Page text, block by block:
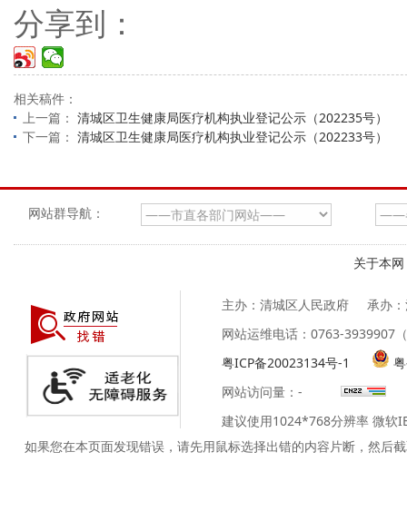
分享到：
相关稿件：
上一篇： 清城区卫生健康局医疗机构执业登记公示（202235号）
下一篇： 清城区卫生健康局医疗机构执业登记公示（202233号）
网站群导航：
关于本网
主办：清城区人民政府
承办
网站运维电话：0763-3939907
粤ICP备20023134号-1
网站访问量： -
建议使用1024*768分辨率 微软
如果您在本页面发现错误，请先用鼠标选择出错的内容片断，然后